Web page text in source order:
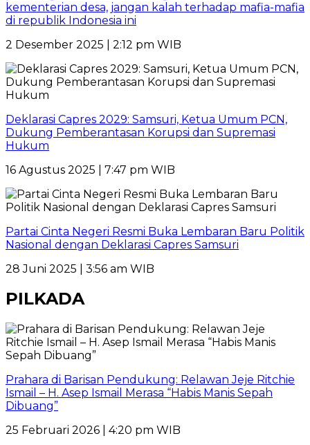
kementerian desa, jangan kalah terhadap mafia-mafia
di republik Indonesia ini
2 Desember 2025 | 2:12 pm WIB
Deklarasi Capres 2029: Samsuri, Ketua Umum PCN,
Dukung Pemberantasan Korupsi dan Supremasi
Hukum
16 Agustus 2025 | 7:47 pm WIB
Partai Cinta Negeri Resmi Buka Lembaran Baru Politik
Nasional dengan Deklarasi Capres Samsuri
28 Juni 2025 | 3:56 am WIB
PILKADA
Prahara di Barisan Pendukung: Relawan Jeje Ritchie
Ismail – H. Asep Ismail Merasa “Habis Manis Sepah
Dibuang”
25 Februari 2026 | 4:20 pm WIB